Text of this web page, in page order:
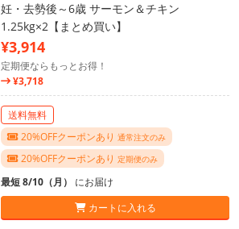
妊・去勢後～6歳 サーモン＆チキン
1.25kg×2【まとめ買い】
¥3,914
定期便ならもっとお得！
¥3,718
送料無料
20%OFFクーポンあり 通常注文のみ
20%OFFクーポンあり 定期便のみ
最短 8/10（月） にお届け
カートに入れる